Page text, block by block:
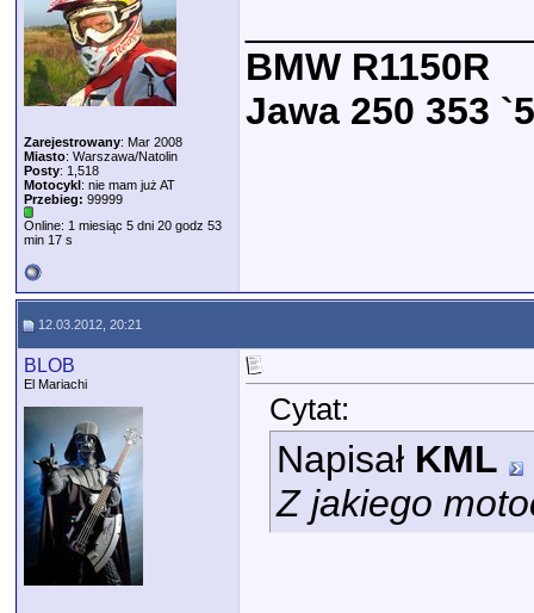
Zarejestrowany: Mar 2008
Miasto: Warszawa/Natolin
Posty: 1,518
Motocykl: nie mam już AT
Przebieg: 99999
Online: 1 miesiąc 5 dni 20 godz 53
min 17 s
BMW R1150R
Jawa 250 353
12.03.2012, 20:21
BLOB
El Mariachi
Cytat:
Napisał KML
Z jakiego